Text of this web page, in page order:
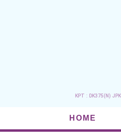
KPT : DK375(N)
HOME